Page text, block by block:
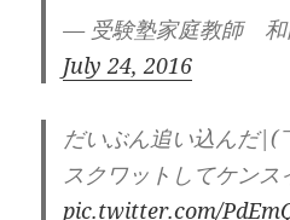
— 受験塾家庭教師 和
July 24, 2016
だいぶん追い込んだ|(
スクワットしてケンス
pic.twitter.com/